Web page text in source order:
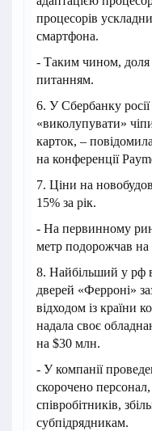
процесорів
смартфона.
- Таким чином, доля
питанням.
6. У Сбербанку
«виколупувати»
карток, –
на конференції
7. Ціни на
15% за рік.
- На первинному
метр подорожчав на
8. Найбільший у рф
дверей «Ферроні»
відходом із країни
надала своє
на $30 млн.
- У компанії
скорочено персонал,
співробітників,
субпідрядникам.